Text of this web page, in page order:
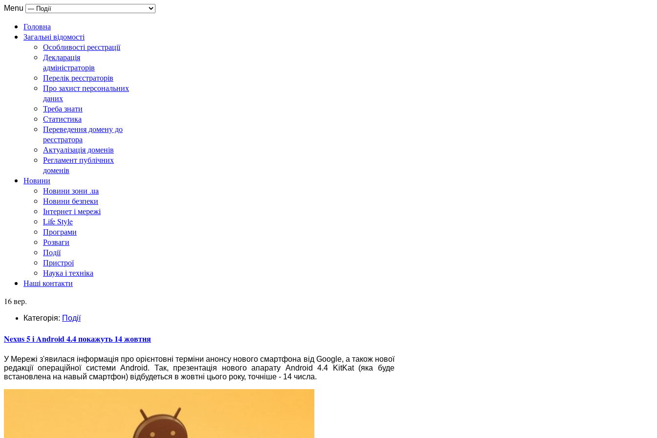
Menu
Головна
Загальні відомості
Особливості реєстрації
Декларація
адміністраторів
Перелік реєстраторів
Про захист персональних
даних
Треба знати
Статистика
Переведення домену до
реєстратора
Актуалізація доменів
Регламент публічних
доменів
Новини
Новини зони .ua
Новини безпеки
Інтернет і мережі
Life Style
Програми
Розваги
Події
Пристрої
Наука і техніка
Наші контакти
16 вер.
Категорія: Події
Nexus 5 і Android 4.4 покажуть 14 жовтня
У Мережі з'явилася інформація про орієнтовні терміни анонсу нового смартфона від Google, а також нової
редакції операційної системи Android. Так, презентація нового апарату Android 4.4 KitKat (яка буде
встановлена на навый смартфон) відбудеться в жовтні цього року, точніше - 14 числа.